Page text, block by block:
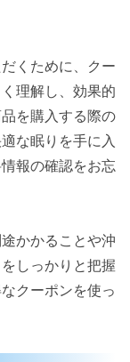
くために、クー
理解し、効果的
を購入する際の
な眠りを手に入
報の確認をお忘
かかることや沖
しっかりと把握
クーポンを使っ